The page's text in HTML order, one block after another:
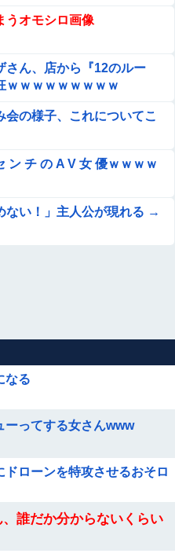
うオモシロ画像
さん、店から『12のルー
ｗｗｗｗｗｗｗｗｗ
会の様子、これについてこ
ン チ の A V 女 優ｗｗｗｗ
ない！」主人公が現れる →
なる
ーってする女さんwww
ドローンを特攻させるおそロ
、誰だか分からないくらい